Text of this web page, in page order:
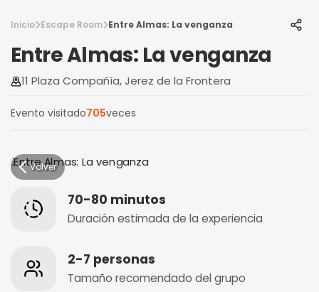
Inicio Escape Room Entre Almas: La venganza
Entre Almas: La venganza
11 Plaza Compañía, Jerez de la Frontera
Evento visitado705veces
Volver
70-80 minutos
Duración estimada de la experiencia
2-7 personas
Tamaño recomendado del grupo